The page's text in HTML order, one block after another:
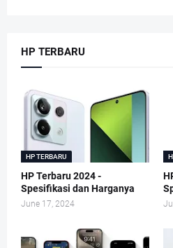
HP TERBARU
HP TERBARU
HP Terbaru 2024 -
Spesifikasi dan Harganya
June 17, 2024